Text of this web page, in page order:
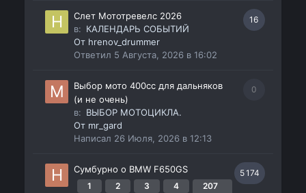
16
Слет Мототревелс 2026
в: КАЛЕНДАРЬ СОБЫТИЙ
От hrenov_drummer
Ответил 5 Августа, 2026 в 16:02
0
Выбор мото 400сс для дальняков
(и не очень)
в: ВЫБОР МОТОЦИКЛА.
От mr_gard
Написал 26 Июля, 2026 в 12:13
5 174
Сумбурно о BMW F650GS
1 2 3 4 207